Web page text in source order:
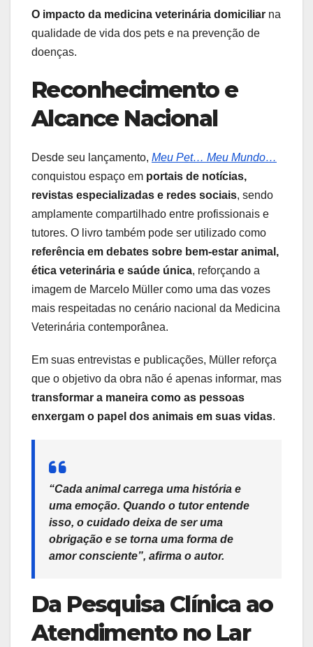
O impacto da medicina veterinária domiciliar na
qualidade de vida dos pets e na prevenção de
doenças.
Reconhecimento e
Alcance Nacional
Desde seu lançamento, Meu Pet… Meu Mundo…
conquistou espaço em portais de notícias,
revistas especializadas e redes sociais, sendo
amplamente compartilhado entre profissionais e
tutores. O livro também pode ser utilizado como
referência em debates sobre bem-estar animal,
ética veterinária e saúde única, reforçando a
imagem de Marcelo Müller como uma das vozes
mais respeitadas no cenário nacional da Medicina
Veterinária contemporânea.
Em suas entrevistas e publicações, Müller reforça
que o objetivo da obra não é apenas informar, mas
transformar a maneira como as pessoas
enxergam o papel dos animais em suas vidas.
“Cada animal carrega uma história e
uma emoção. Quando o tutor entende
isso, o cuidado deixa de ser uma
obrigação e se torna uma forma de
amor consciente”, afirma o autor.
Da Pesquisa Clínica ao
Atendimento no Lar